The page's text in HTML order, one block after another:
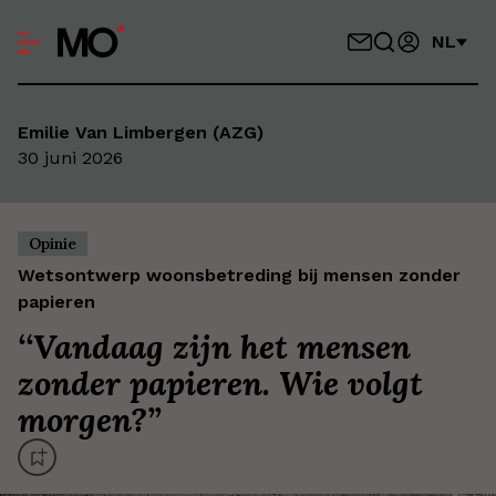
NL
Emilie Van Limbergen (AZG)
30 juni 2026
Opinie
Wetsontwerp woonsbetreding bij mensen zonder
papieren
‘‘Vandaag zijn het mensen
zonder papieren. Wie volgt
morgen?’’